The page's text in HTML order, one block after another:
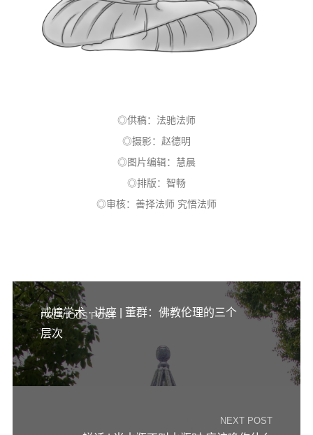
◎供稿：法驰法师
◎摄影：赵德明
◎图片编辑：慧晨
◎排版：智畅
◎审核：善择法师 究悟法师
PREVIOUS POST
戒幢学术 · 讲座 | 董群：佛教伦理的三个
层次
NEXT POST